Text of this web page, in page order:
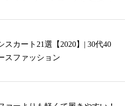
スカート21選【2020】| 30代40
スファッション